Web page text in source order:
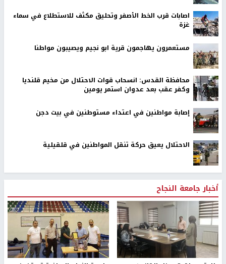
اصابات قرب الخط الأصفر وتحليق مكثف للاستطلاع في سماء
غزة
مستعمرون يهاجمون قرية ابو نجيم ويصيبون مواطنا
محافظة القدس: انسحاب قوات الاحتلال من مخيم قلنديا
وكفر عقب بعد عدوان استمر يومين
إصابة مواطنين في اعتداء مستوطنين في بيت دجن
الاحتلال يعيق حركة تنقل المواطنين في قلقيلية
أخبار جامعة النجاح